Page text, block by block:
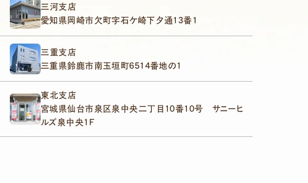
三河支店
愛知県岡崎市欠町字石ケ崎下夕通13番1
三重支店
三重県鈴鹿市南玉垣町6514番地の1
東北支店
宮城県仙台市泉区泉中央二丁目10番10号 サニーヒ
ルズ泉中央1F